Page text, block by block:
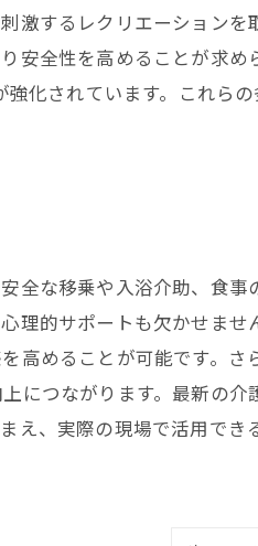
激するレクリエーションを
安全性を高めることが求め
化されています。これらの
全な移乗や入浴介助、食事
理的サポートも欠かせませ
高めることが可能です。さ
につながります。最新の介
え、実際の現場で活用でき